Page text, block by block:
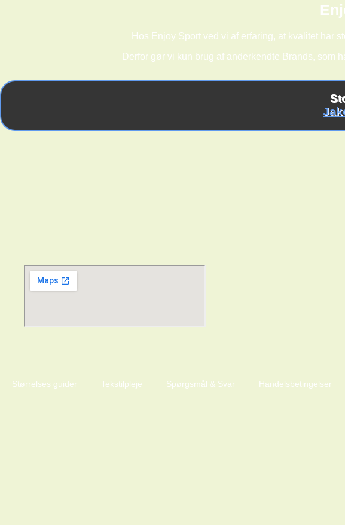
Hos Enjoy Sport ved vi af erfaring, at kvalitet har
Derfor gør vi kun brug af anderkendte Brands, som
Størrelses guider Tekstilpleje Spørgsmål & Svar Handelsbetingelser